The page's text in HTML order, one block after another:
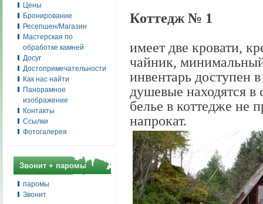
Цены
Бронирование
Ресепшен/Магазин
Мастерская по
обработке камней
Досуг
Достопримечательности
Как нас найти
Панорамное
изображение
Контакты
Ссылки
Фотогалерея
Звонит + паромы
паромы
Звонит
Коттедж № 1
имеет две кровати,
чайник,
инвентарь доступен в
душевые находятся в
белье в коттедже не
напрокат.